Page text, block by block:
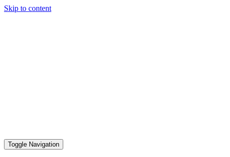
Skip to content
Toggle Navigation